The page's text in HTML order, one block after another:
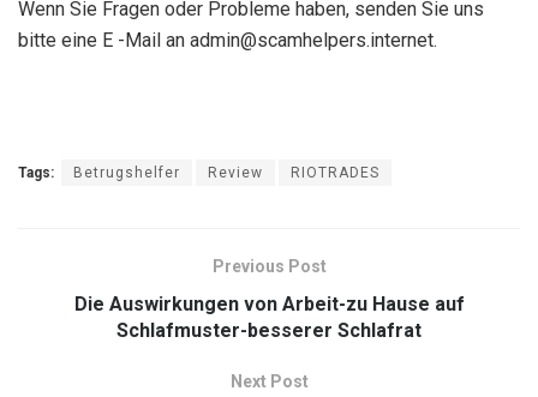
Wenn Sie Fragen oder Probleme haben, senden Sie uns
bitte eine E -Mail an admin@scamhelpers.internet.
Tags: Betrugshelfer Review RIOTRADES
Previous Post
Die Auswirkungen von Arbeit-zu Hause auf
Schlafmuster-besserer Schlafrat
Next Post